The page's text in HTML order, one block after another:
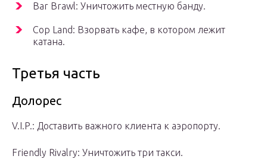
Bar Brawl: Уничтожить местную банду.
Cop Land: Взорвать кафе, в котором лежит
катана.
Третья часть
Долорес
V.I.P.: Доставить важного клиента к аэропорту.
Friendly Rivalry: Уничтожить три такси.